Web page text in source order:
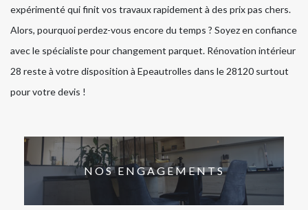
expérimenté qui finit vos travaux rapidement à des prix pas chers.
Alors, pourquoi perdez-vous encore du temps ? Soyez en confiance
avec le spécialiste pour changement parquet. Rénovation intérieur
28 reste à votre disposition à Epeautrolles dans le 28120 surtout
pour votre devis !
NOS ENGAGEMENTS